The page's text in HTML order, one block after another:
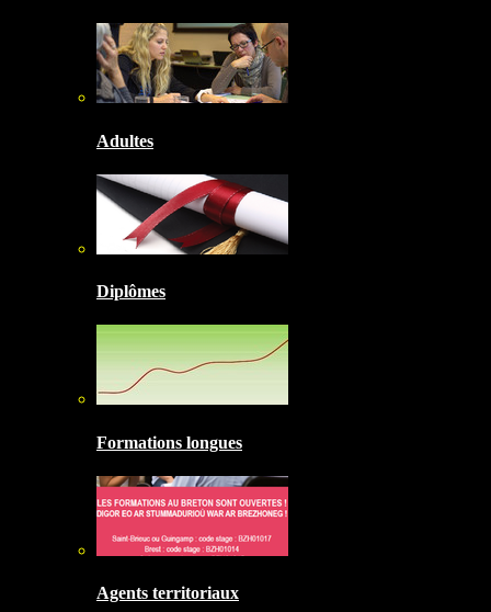
Adultes
Diplômes
Formations longues
Agents territoriaux